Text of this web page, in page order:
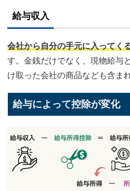
給与収入
会社から自分の手元に入ってく
す。金銭だけでなく、現物給与
け取った会社の商品なども含ま
給与によって控除が変化